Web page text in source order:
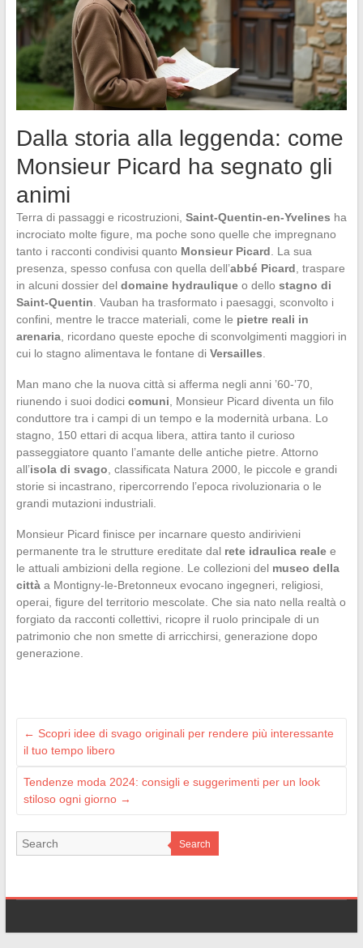
Dalla storia alla leggenda: come
Monsieur Picard ha segnato gli
animi
Terra di passaggi e ricostruzioni, Saint-Quentin-en-Yvelines ha
incrociato molte figure, ma poche sono quelle che impregnano
tanto i racconti condivisi quanto Monsieur Picard . La sua
presenza, spesso confusa con quella dell’abbé Picard , traspare
in alcuni dossier del domaine hydrauliqueo dello stagno di
Saint-Quentin . Vauban ha trasformato i paesaggi, sconvolto i
confini, mentre le tracce materiali, come le pietre reali in
arenaria, ricordano queste epoche di sconvolgimenti maggiori in
cui lo stagno alimentava le fontane di Versailles
Man mano che la nuova città si afferma negli anni ’60-’70,
riunendo i suoi dodici comuni , Monsieur Picard diventa un filo
conduttore tra i campi di un tempo e la modernità urbana. Lo
stagno, 150 ettari di acqua libera, attira tanto il curioso
passeggiatore quanto l’amante delle antiche pietre. Attorno
all’isola di svago , classificata Natura 2000, le piccole e grandi
storie si incastrano, ripercorrendo l’epoca rivoluzionaria o le
grandi mutazioni industriali.
Monsieur Picard finisce per incarnare questo andirivieni
permanente tra le strutture ereditate dal rete idraulica realee
le attuali ambizioni della regione. Le collezioni del museo della
cittàa Montigny-le-Bretonneux evocano ingegneri, religiosi,
operai, figure del territorio mescolate. Che sia nato nella realtà o
forgiato da racconti collettivi, ricopre il ruolo principale di un
patrimonio che non smette di arricchirsi, generazione dopo
generazione.
← Scopri idee di svago originali per rendere più interessante
il tuo tempo libero
Tendenze moda 2024: consigli e suggerimenti per un look
stiloso ogni giorno →
Search